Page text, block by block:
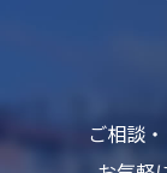
ご相談